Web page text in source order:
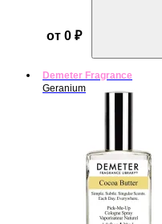
от 0 ₽
Demeter Fragrance
Geranium